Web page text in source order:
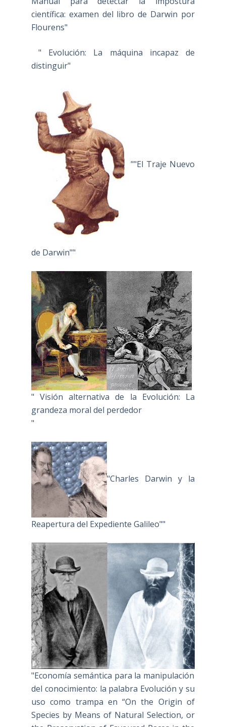
científica: examen del libro de Darwin por
Flourens"
" Evolución: La máquina incapaz de
distinguir"
""El Traje Nuevo
de Darwin""
" Visión alternativa de la Evolución: La
grandeza moral del perdedor
"
"Charles Darwin y la
Reapertura del Expediente Galileo""
"Economía semántica para la manipulación
del conocimiento: la palabra Evolución y su
uso como trampa en “On the Origin of
Species by Means of Natural Selection, or